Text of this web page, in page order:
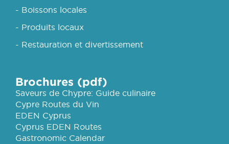
- Boissons locales
- Produits locaux
- Restauration et divertissement
Brochures (pdf)
Saveurs de Chypre: Guide culinaire
Cypre Routes du Vin
EDEN Cyprus
Cyprus EDEN Routes
Gastronomic Calendar